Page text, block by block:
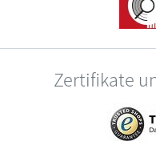
Zertifikate